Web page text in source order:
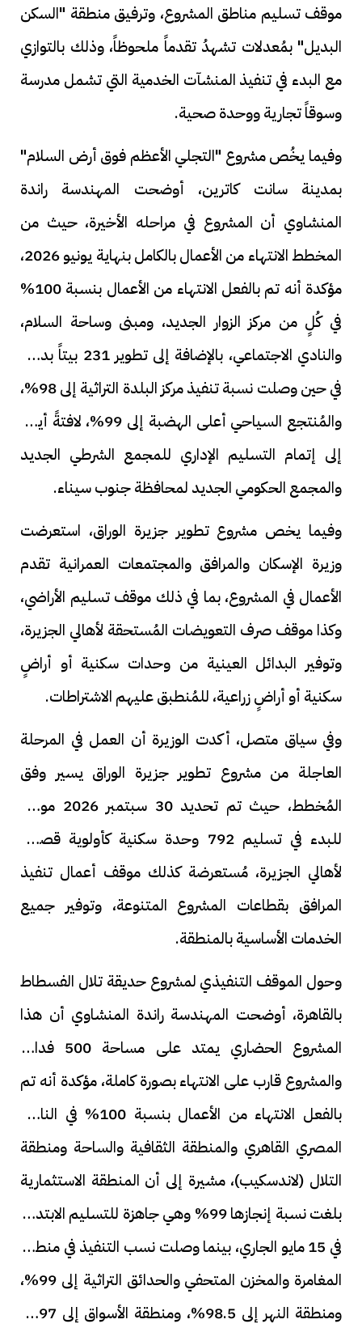
موقف تسليم مناطق المشروع، وترفيق منطقة "السكن
البديل" بمُعدلات تشهدُ تقدماً ملحوظاً، وذلك بالتوازي
مع البدء في تنفيذ المنشآت الخدمية التي تشمل مدرسة
وسوقاً تجارية ووحدة صحية.
وفيما يخُص مشروع "التجلي الأعظم فوق أرض السلام"
بمدينة سانت كاترين، أوضحت المهندسة راندة
المنشاوي أن المشروع في مراحله الأخيرة، حيث من
المخطط الانتهاء من الأعمال بالكامل بنهاية يونيو 2026،
مؤكدة أنه تم بالفعل الانتهاء من الأعمال بنسبة 100%
في كُلٍ من مركز الزوار الجديد، ومبنى وساحة السلام،
والنادي الاجتماعي، بالإضافة إلى تطوير 231 بيتاً بدوياً،
في حين وصلت نسبة تنفيذ مركز البلدة التراثية إلى 98%،
والمُنتجع السياحي أعلى الهضبة إلى 99%، لافتةً أيضاً
إلى إتمام التسليم الإداري للمجمع الشرطي الجديد
والمجمع الحكومي الجديد لمحافظة جنوب سيناء.
وفيما يخص مشروع تطوير جزيرة الوراق، استعرضت
وزيرة الإسكان والمرافق والمجتمعات العمرانية تقدم
الأعمال في المشروع، بما في ذلك موقف تسليم الأراضي،
وكذا موقف صرف التعويضات المُستحقة لأهالي الجزيرة،
وتوفير البدائل العينية من وحدات سكنية أو أراضٍ
سكنية أو أراضٍ زراعية، للمُنطبق عليهم الاشتراطات.
وفي سياق متصل، أكدت الوزيرة أن العمل في المرحلة
العاجلة من مشروع تطوير جزيرة الوراق يسير وفق
المُخطط، حيث تم تحديد 30 سبتمبر 2026 موعداً
للبدء في تسليم 792 وحدة سكنية كأولوية قصوى
لأهالي الجزيرة، مُستعرضة كذلك موقف أعمال تنفيذ
المرافق بقطاعات المشروع المتنوعة، وتوفير جميع
الخدمات الأساسية بالمنطقة.
وحول الموقف التنفيذي لمشروع حديقة تلال الفسطاط
بالقاهرة، أوضحت المهندسة راندة المنشاوي أن هذا
المشروع الحضاري يمتد على مساحة 500 فدان،
والمشروع قارب على الانتهاء بصورة كاملة، مؤكدة أنه تم
بالفعل الانتهاء من الأعمال بنسبة 100% في النادي
المصري القاهري والمنطقة الثقافية والساحة ومنطقة
التلال (لاندسكيب)، مشيرة إلى أن المنطقة الاستثمارية
بلغت نسبة إنجازها 99% وهي جاهزة للتسليم الابتدائي
في 15 مايو الجاري، بينما وصلت نسب التنفيذ في منطقة
المغامرة والمخزن المتحفي والحدائق التراثية إلى 99%،
ومنطقة النهر إلى 98.5%، ومنطقة الأسواق إلى 97%،